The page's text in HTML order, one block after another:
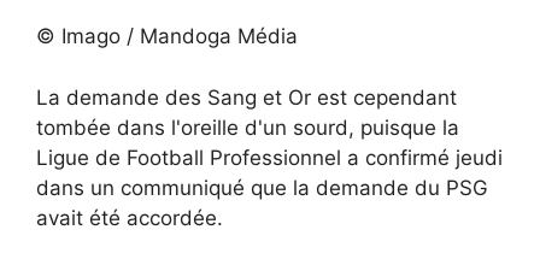
© Imago / Mandoga Média
La demande des Sang et Or est cependant
tombée dans l'oreille d'un sourd, puisque la
Ligue de Football Professionnel a confirmé jeudi
dans un communiqué que la demande du PSG
avait été accordée.